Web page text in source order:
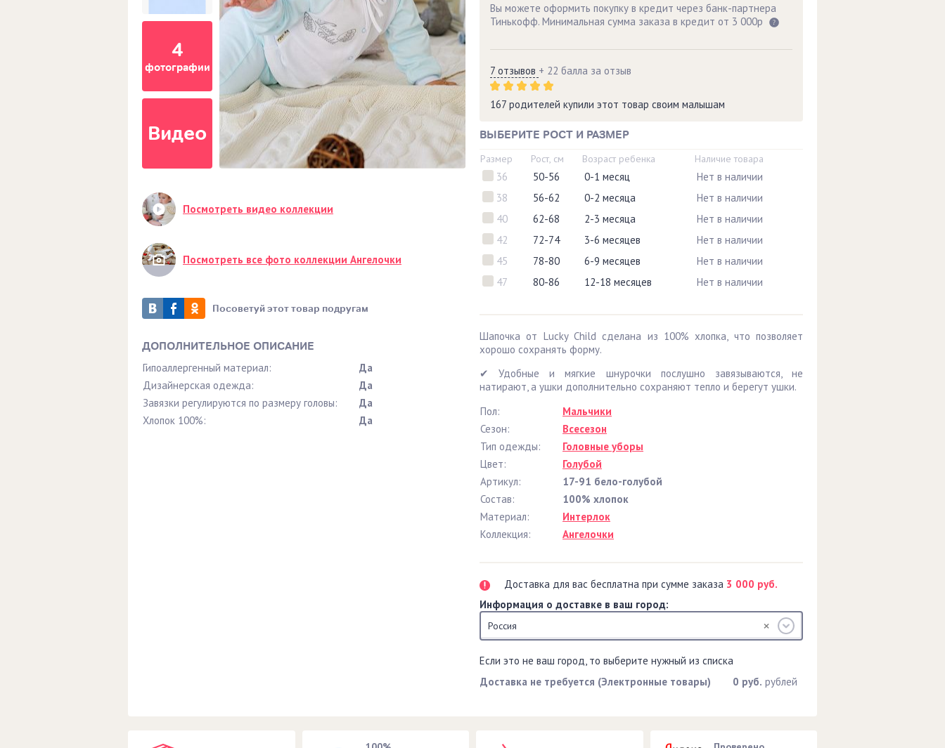
4
фотографии
Видео
Посмотреть видео коллекции
Посмотреть все фото коллекции Ангелочки
Посоветуй этот товар подругам
ДОПОЛНИТЕЛЬНОЕ ОПИСАНИЕ
Гипоаллергенный материал:
Да
Дизайнерская одежда:
Да
Завязки регулируются по размеру головы:
Да
Хлопок 100%:
Да
Вы можете оформить покупку в кредит через банк-партнера
Тинькофф. Минимальная сумма заказа в кредит от 3 000р
7 отзывов + 22 балла за отзыв
167 родителей купили этот товар своим малышам
ВЫБЕРИТЕ РОСТ И РАЗМЕР
Размер Рост, см Возраст ребенка Наличие товара
36 50-56 0-1 месяц
Нет в наличии
38
56-62 0-2 месяца
Нет в наличии
40
62-68 2-3 месяца
Нет в наличии
42
72-74 3-6 месяцев
Нет в наличии
45
78-80 6-9 месяцев
Нет в наличии
47
80-86 12-18 месяцев Нет в наличии
Шапочка от Lucky Child сделана из 100% хлопка, что позволяет
хорошо сохранять форму.
✔ Удобные и мягкие шнурочки послушно завязываются, не
натирают, а ушки дополнительно сохраняют тепло и берегут ушки.
Пол:
Мальчики
Сезон:
Всесезон
Тип одежды:
Головные уборы
Цвет:
Голубой
Артикул:
17-91 бело-голубой
Состав:
100% хлопок
Материал:
Интерлок
Коллекция:
Ангелочки
Доставка для вас бесплатна при сумме заказа 3 000 руб.
Информация о доставке в ваш город:
Россия
Если это не ваш город, то выберите нужный из списка
Доставка не требуется (Электронные товары)
0 руб. рублей